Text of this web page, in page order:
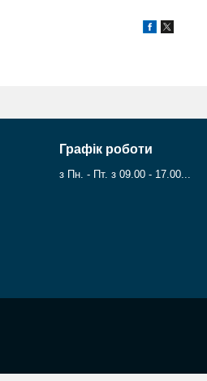
Графік роботи
з Пн. - Пт. з 09.00 - 17.00...